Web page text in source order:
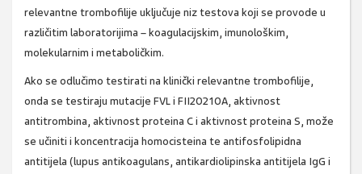
relevantne trombofilije uključuje niz testova koji se provode u
različitim laboratorijima – koagulacijskim, imunološkim,
molekularnim i metaboličkim.
Ako se odlučimo testirati na klinički relevantne trombofilije,
onda se testiraju mutacije FVL i FII20210A, aktivnost
antitrombina, aktivnost proteina C i aktivnost proteina S, može
se učiniti i koncentracija homocisteina te antifosfolipidna
antitijela (lupus antikoagulans, antikardiolipinska antitijela IgG i